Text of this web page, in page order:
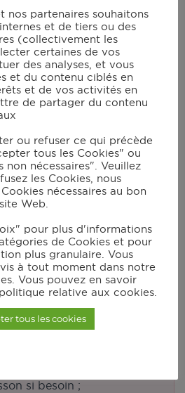
couche de béchamel sur
plat de cuisson,
de lasagnes, de la
de suite.
couche de lasagnes, ne
la béchamel et recouvrir
(attention à ne pas
du bord pour éviter que
coule à la cuisson) ;
plat de cuisson et
Manuel/230°C (240°C
15 minutes à partir
et vérifier la
d'un couteau (la lame
si besoin ;
nos partenaires souhaitons
et de tiers ou des
(collectivement les
certaines de vos
des analyses, et vous
et du contenu ciblés en
et de vos activités en
de partager du contenu
ou refuser ce qui précède
tous les Cookies" ou
non nécessaires". Veuillez
les Cookies, nous
nécessaires au bon
Web.
pour plus d'informations
de Cookies et pour
plus granulaire. Vous
à tout moment dans notre
Vous pouvez en savoir
relative aux cookies.
tous les cookies